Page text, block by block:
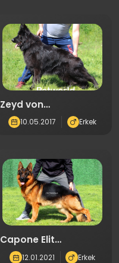
Zeyd von
Petworld(0865)
10.05.2017 Erkek
Capone Elit
World(6932)
12.01.2021 Erkek